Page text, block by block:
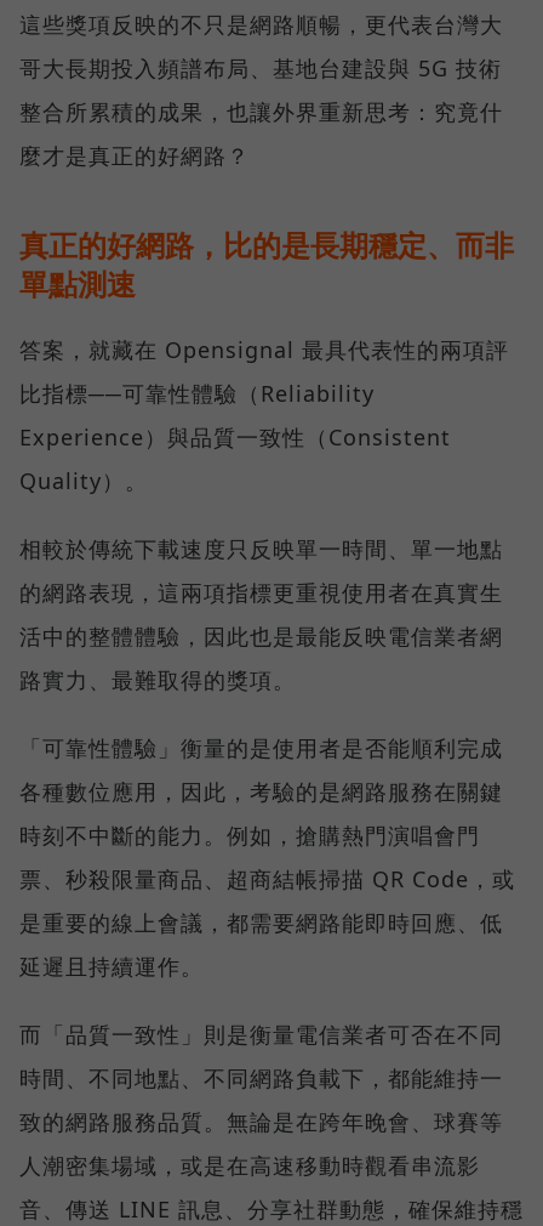
這些獎項反映的不只是網路順暢，更代表台灣大
哥大長期投入頻譜布局、基地台建設與 5G 技術
整合所累積的成果，也讓外界重新思考：究竟什
麼才是真正的好網路？
真正的好網路，比的是長期穩定、而非
單點測速
答案，就藏在 Opensignal 最具代表性的兩項評
比指標──可靠性體驗（Reliability
Experience）與品質一致性（Consistent
Quality）。
相較於傳統下載速度只反映單一時間、單一地點
的網路表現，這兩項指標更重視使用者在真實生
活中的整體體驗，因此也是最能反映電信業者網
路實力、最難取得的獎項。
「可靠性體驗」衡量的是使用者是否能順利完成
各種數位應用，因此，考驗的是網路服務在關鍵
時刻不中斷的能力。例如，搶購熱門演唱會門
票、秒殺限量商品、超商結帳掃描 QR Code，或
是重要的線上會議，都需要網路能即時回應、低
延遲且持續運作。
而「品質一致性」則是衡量電信業者可否在不同
時間、不同地點、不同網路負載下，都能維持一
致的網路服務品質。無論是在跨年晚會、球賽等
人潮密集場域，或是在高速移動時觀看串流影
音、傳送 LINE 訊息、分享社群動態，確保維持穩